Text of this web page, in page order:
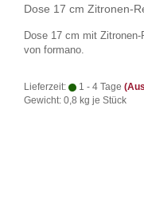
Dose 17 cm Zitronen-
Dose 17 cm mit
von formano.
Lieferzeit: 1 - 4 Tage
Gewicht: 0,8 kg je Stück